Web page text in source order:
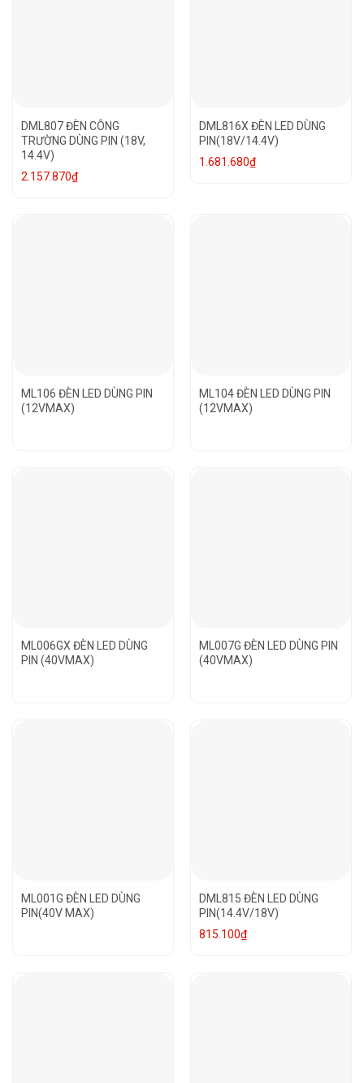
DML807 ĐÈN CÔNG
TRƯỜNG DÙNG PIN (18V,
14.4V)
2.157.870₫
DML816X ĐÈN LED DÙNG
PIN(18V/14.4V)
1.681.680₫
ML106 ĐÈN LED DÙNG PIN
(12VMAX)
ML104 ĐÈN LED DÙNG PIN
(12VMAX)
ML006GX ĐÈN LED DÙNG
PIN (40VMAX)
ML007G ĐÈN LED DÙNG PIN
(40VMAX)
ML001G ĐÈN LED DÙNG
PIN(40V MAX)
DML815 ĐÈN LED DÙNG
PIN(14.4V/18V)
815.100₫